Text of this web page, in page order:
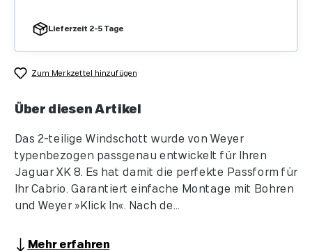
Lieferzeit 2-5 Tage
Zum Merkzettel hinzufügen
Über diesen Artikel
Das 2-teilige Windschott wurde von Weyer
typenbezogen passgenau entwickelt für Ihren
Jaguar XK 8. Es hat damit die perfekte Passform für
Ihr Cabrio. Garantiert einfache Montage mit Bohren
und Weyer »Klick In«. Nach de...
Mehr erfahren